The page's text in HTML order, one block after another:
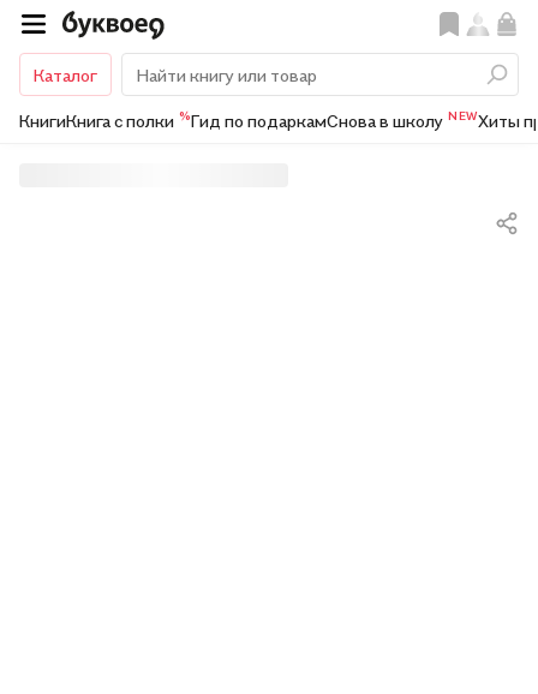
Каталог
КнигиКнига с полки %Гид по подаркамСнова в школу NEWХиты